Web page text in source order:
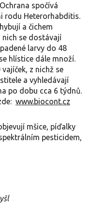
spočívá
rodu Heterorhabditis.
a čichem
nich se dostávají
larvy do 48
hlístice dále množí.
z nichž se
a vyhledávají
po dobu cca 6 týdnů.
www.biocont.cz
mšice, píďalky
pesticidem,